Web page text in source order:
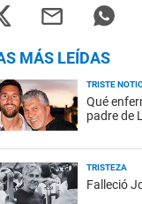
MÁS LEÍDAS
TRISTE
Qué
padre de
TRISTEZA
Falleció